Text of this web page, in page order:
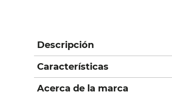
Descripción
Características
Acerca de la marca